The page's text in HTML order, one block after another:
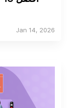
Jan 14, 2026